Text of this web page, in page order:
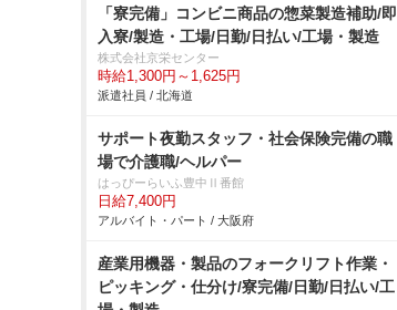
「寮完備」コンビニ商品の惣菜製造補助/即
入寮/製造・工場/日勤/日払い/工場・製造
株式会社京栄センター
時給1,300円～1,625円
派遣社員 / 北海道
サポート夜勤スタッフ・社会保険完備の職
場で介護職/ヘルパー
はっぴーらいふ豊中Ⅱ番館
日給7,400円
アルバイト・パート / 大阪府
産業用機器・製品のフォークリフト作業・
ピッキング・仕分け/寮完備/日勤/日払い/工